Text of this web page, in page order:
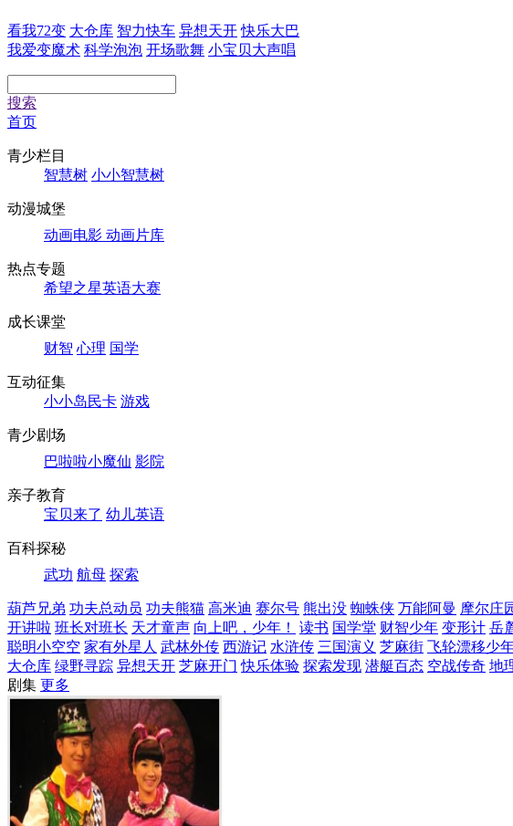
看我72变 大仓库 智力快车 异想天开 快乐大巴
我爱变魔术 科学泡泡 开场歌舞 小宝贝大声唱
搜索
首页
青少栏目
智慧树 小小智慧树
动漫城堡
动画电影 动画片库
热点专题
希望之星英语大赛
成长课堂
财智 心理 国学
互动征集
小小岛民卡 游戏
青少剧场
巴啦啦小魔仙 影院
亲子教育
宝贝来了 幼儿英语
百科探秘
武功 航母 探索
葫芦兄弟 功夫总动员 功夫熊猫 高米迪 赛尔号 熊出没 蜘蛛侠 万能阿曼 摩尔庄
开讲啦 班长对班长 天才童声 向上吧，少年！ 读书 国学堂 财智少年 变形计 岳
聪明小空空 家有外星人 武林外传 西游记 水浒传 三国演义 芝麻街 飞轮漂移少
大仓库 绿野寻踪 异想天开 芝麻开门 快乐体验 探索发现 潜艇百态 空战传奇 地
剧集 更多